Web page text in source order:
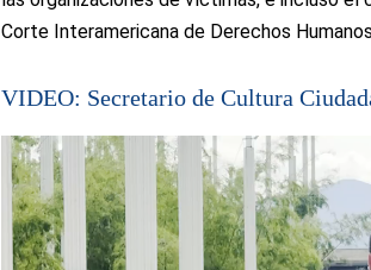
Corte Interamericana de Derechos
VIDEO: Secretario de Cultura